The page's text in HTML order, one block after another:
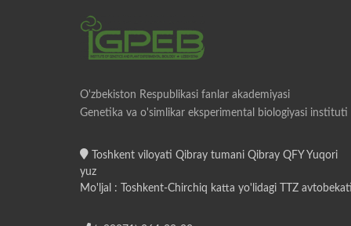
O'zbekiston Respublikasi fanlar akademiyasi
Genetika va o'simlikar eksperimental biologiyasi instituti
Toshkent viloyati Qibray tumani Qibray QFY Yuqori
yuz
Mo'ljal : Toshkent-Chirchiq katta yo'lidagi TTZ